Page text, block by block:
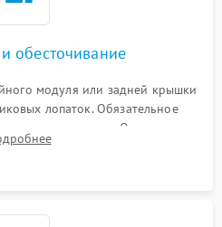
проводов
1500 ₽ Подробнее →
обесточивание
модуля или задней крышки
лопаток. Обязательное
и питания. Очистка
от скопившейся пыли.